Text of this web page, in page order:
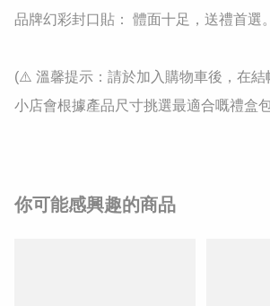
品牌幻彩封口貼： 體面十足，送禮首選。
(⚠️ 溫馨提示：請於加入購物車後，在結
小店會根據產品尺寸挑選最適合嘅禮盒
你可能感興趣的商品